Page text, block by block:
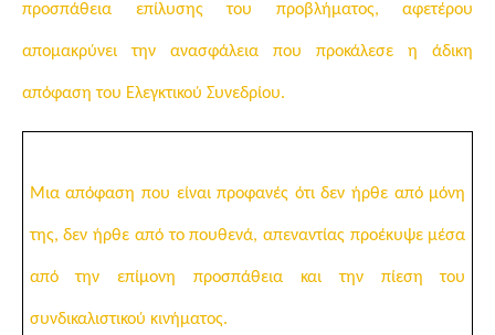
προσπάθεια επίλυσης του προβλήματος, αφετέρου
απομακρύνει την ανασφάλεια που προκάλεσε η άδικη
απόφαση του Ελεγκτικού Συνεδρίου.
Μια απόφαση που είναι προφανές ότι δεν ήρθε από μόνη
της, δεν ήρθε από το πουθενά, απεναντίας προέκυψε μέσα
από την επίμονη προσπάθεια και την πίεση του
συνδικαλιστικού κινήματος.